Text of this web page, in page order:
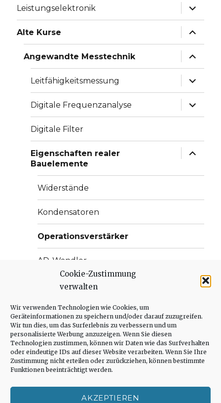
Cookie-Zustimmung
verwalten
Wir verwenden Technologien wie Cookies, um
Geräteinformationen zu speichern und/oder darauf zuzugreifen.
Wir tun dies, um das Surferlebnis zu verbessern und um
personalisierte Werbung anzuzeigen. Wenn Sie diesen
Technologien zustimmen, können wir Daten wie das Surfverhalten
oder eindeutige IDs auf dieser Website verarbeiten. Wenn Sie Ihre
Zustimmung nicht erteilen oder zurückziehen, können bestimmte
Funktionen beeinträchtigt werden.
AKZEPTIEREN
Leistungselektronik
Alte Kurse
Angewandte Messtechnik
Leitfähigkeitsmessung
Digitale Frequenzanalyse
Digitale Filter
Eigenschaften realer
Bauelemente
Widerstände
Kondensatoren
Operationsverstärker
AD-Wandler
Weitere Effekte
Systemoptimierung
Antriebstechnik
Embedded Systems